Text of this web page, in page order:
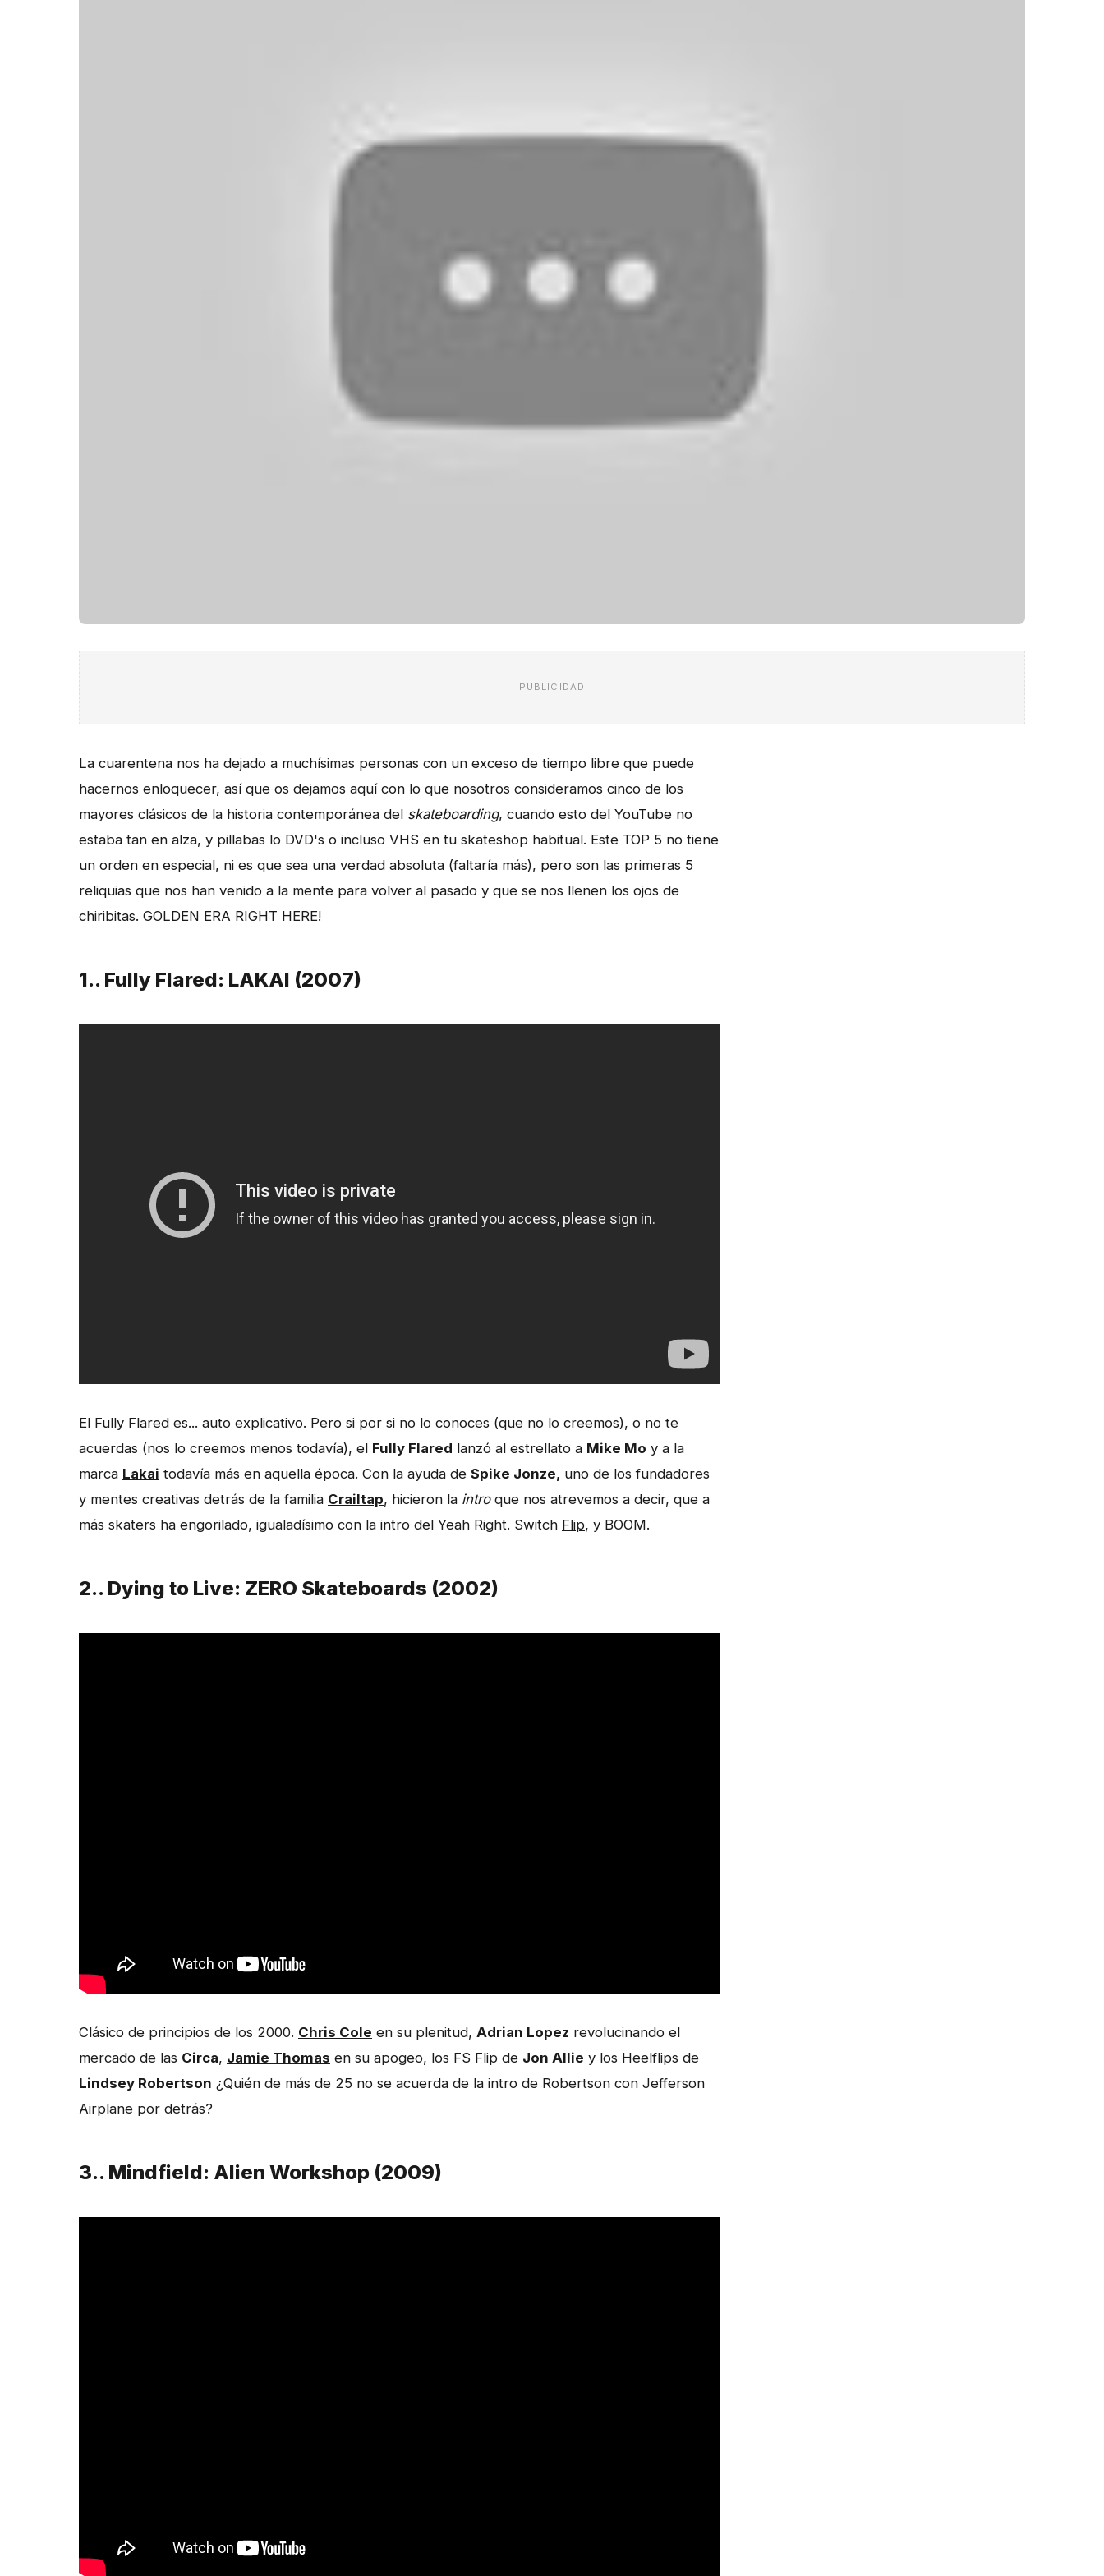
PUBLICIDAD
La cuarentena nos ha dejado a muchísimas personas con un exceso de tiempo libre que puede
hacernos enloquecer, así que os dejamos aquí con lo que nosotros consideramos cinco de los
mayores clásicos de la historia contemporánea del skateboarding, cuando esto del YouTube no
estaba tan en alza, y pillabas lo DVD's o incluso VHS en tu skateshop habitual. Este TOP 5 no tiene
un orden en especial, ni es que sea una verdad absoluta (faltaría más), pero son las primeras 5
reliquias que nos han venido a la mente para volver al pasado y que se nos llenen los ojos de
chiribitas. GOLDEN ERA RIGHT HERE!
1.. Fully Flared: LAKAI (2007)
El Fully Flared es... auto explicativo. Pero si por si no lo conoces (que no lo creemos), o no te
acuerdas (nos lo creemos menos todavía), el Fully Flared lanzó al estrellato a Mike Mo y a la
marca Lakai todavía más en aquella época. Con la ayuda de Spike Jonze, uno de los fundadores
y mentes creativas detrás de la familia Crailtap, hicieron la introque nos atrevemos a decir, que a
más skaters ha engorilado, igualadísimo con la intro del Yeah Right. Switch Flip, y BOOM.
2.. Dying to Live: ZERO Skateboards (2002)
Clásico de principios de los 2000. Chris Cole en su plenitud, Adrian Lopez revolucinando el
mercado de las Circa, Jamie Thomas en su apogeo, los FS Flip de Jon Allie y los Heelflips de
Lindsey Robertson ¿Quién de más de 25 no se acuerda de la intro de Robertson con Jefferson
Airplane por detrás?
3.. Mindfield: Alien Workshop (2009)